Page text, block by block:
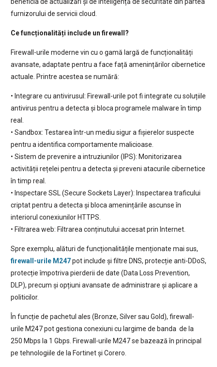
furnizorului de servicii cloud.
Ce funcționalități include un firewall?
Firewall-urile moderne vin cu o gamă largă de funcționalități
avansate, adaptate pentru a face față amenințărilor cibernetice
actuale. Printre acestea se numără:
• Integrare cu antivirusul: Firewall-urile pot fi integrate cu soluțiile
antivirus pentru a detecta și bloca programele malware în timp
real.
• Sandbox: Testarea într-un mediu sigur a fișierelor suspecte
pentru a identifica comportamente malicioase.
• Sistem de prevenire a intruziunilor (IPS): Monitorizarea
activității rețelei pentru a detecta și preveni atacurile cibernetice
în timp real.
• Inspectare SSL (Secure Sockets Layer): Inspectarea traficului
criptat pentru a detecta și bloca amenințările ascunse în
interiorul conexiunilor HTTPS.
• Filtrarea web: Filtrarea conținutului accesat prin Internet.
Spre exemplu, alături de funcționalitățile menționate mai sus,
firewall-urile M247pot include și filtre DNS, protecție anti-DDoS,
protecție împotriva pierderii de date (Data Loss Prevention,
DLP), precum și opțiuni avansate de administrare și aplicare a
politicilor.
În funcție de pachetul ales (Bronze, Silver sau Gold), firewall-
urile M247 pot gestiona conexiuni cu largime de banda de la
250 Mbps la 1 Gbps. Firewall-urile M247 se bazează în principal
pe tehnologiile de la Fortinet și Corero.